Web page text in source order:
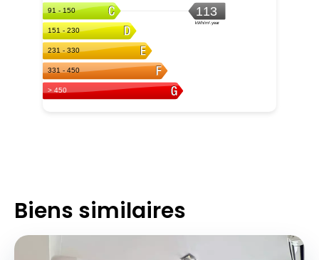
Biens similaires